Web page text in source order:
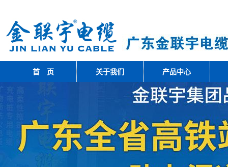
首 页 关于我们 产品中心